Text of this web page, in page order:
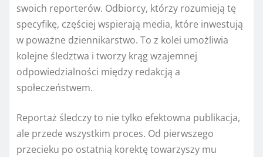
swoich reporterów. Odbiorcy, którzy rozumieją tę
specyfikę, częściej wspierają media, które inwestują
w poważne dziennikarstwo. To z kolei umożliwia
kolejne śledztwa i tworzy krąg wzajemnej
odpowiedzialności między redakcją a
społeczeństwem.
Reportaż śledczy to nie tylko efektowna publikacja,
ale przede wszystkim proces. Od pierwszego
przecieku po ostatnią korektę towarzyszy mu